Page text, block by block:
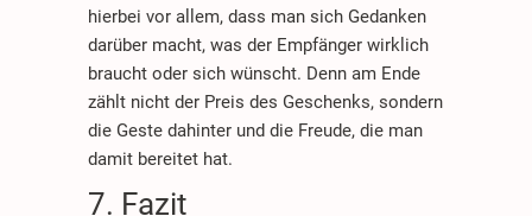
hierbei vor allem, dass man sich Gedanken
darüber macht, was der Empfänger wirklich
braucht oder sich wünscht. Denn am Ende
zählt nicht der Preis des Geschenks, sondern
die Geste dahinter und die Freude, die man
damit bereitet hat.
7. Fazit